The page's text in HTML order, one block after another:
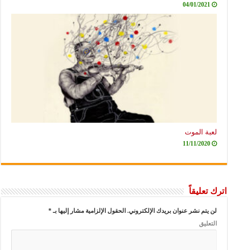
04/01/2021
لعبة الموت
11/11/2020
اترك تعليقاً
لن يتم نشر عنوان بريدك الإلكتروني. الحقول الإلزامية مشار إليها بـ*
التعليق